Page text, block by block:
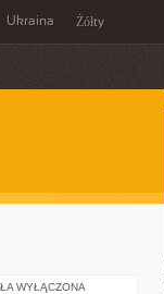
Ukraina Żółty
WYŁĄCZONA